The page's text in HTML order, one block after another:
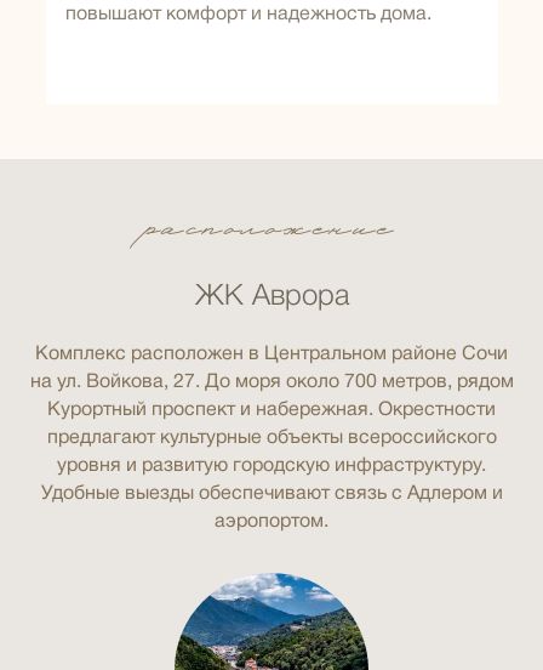
повышают комфорт и надежность дома.
расположение
ЖК Аврора
Комплекс расположен в Центральном районе Сочи
на ул. Войкова, 27. До моря около 700 метров, рядом
Курортный проспект и набережная. Окрестности
предлагают культурные объекты всероссийского
уровня и развитую городскую инфраструктуру.
Удобные выезды обеспечивают связь с Адлером и
аэропортом.